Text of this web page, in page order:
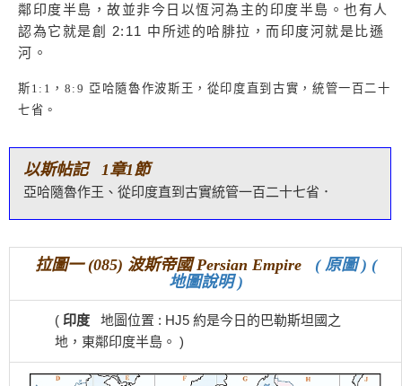
鄰印度半島，故並非今日以恆河為主的印度半島。也有人
認為它就是創 2:11 中所述的哈腓拉，而印度河就是比遜
河。
斯 1:1 ， 8:9 亞哈隨魯作波斯王，從印度直到古實，統管一百二十
七省。
以斯帖記 1章1節
亞哈隨魯作王、從印度直到古實統管一百二十七省．
拉圖一 (085) 波斯帝國 Persian Empire ( 原圖 ) (
地圖說明 )
( 印度 地圖位置 : HJ5 約是今日的巴勒斯坦國之
地，東鄰印度半島。 )